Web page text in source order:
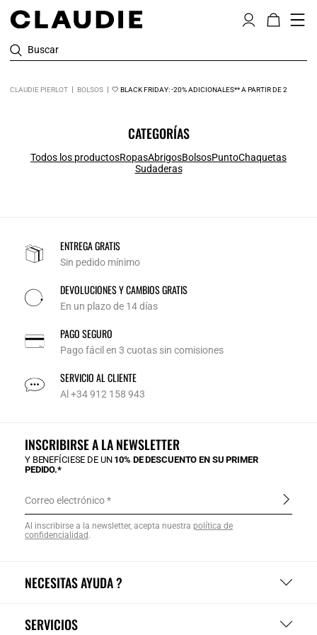
Buscar
CLAUDIE PIERLOT BOLSOS 🤍 BLACK FRIDAY: -20% ADICIONALES** A PARTIR DE 2
CATEGORÍAS
Todos los productosRopasAbrigosBolsosPuntoChaquetas
Sudaderas
ENTREGA GRATIS
Sin pedido mínimo
DEVOLUCIONES Y CAMBIOS GRATIS
En un plazo de 14 días
PAGO SEGURO
Pago fácil en 3 cuotas sin comisiones
SERVICIO AL CLIENTE
Al +34 912 158 943
NECESITAS AYUDA ?
SERVICIOS
INSCRIBIRSE A LA NEWSLETTER
Y BENEFÍCIESE DE UN 10% DE DESCUENTO EN SU PRIMER
PEDIDO.*
Correo electrónico
Al inscribirse a la newsletter, acepta nuestra política de
confidencialidad.